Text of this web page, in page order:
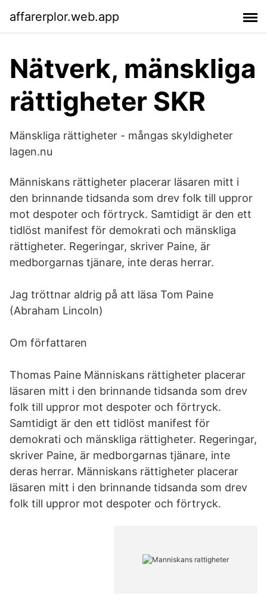
affarerplor.web.app
Nätverk, mänskliga
rättigheter SKR
Mänskliga rättigheter - mångas skyldigheter
lagen.nu
Människans rättigheter placerar läsaren mitt i
den brinnande tidsanda som drev folk till uppror
mot despoter och förtryck. Samtidigt är den ett
tidlöst manifest för demokrati och mänskliga
rättigheter. Regeringar, skriver Paine, är
medborgarnas tjänare, inte deras herrar.
Jag tröttnar aldrig på att läsa Tom Paine
(Abraham Lincoln)
Om författaren
Thomas Paine Människans rättigheter placerar
läsaren mitt i den brinnande tidsanda som drev
folk till uppror mot despoter och förtryck.
Samtidigt är den ett tidlöst manifest för
demokrati och mänskliga rättigheter. Regeringar,
skriver Paine, är medborgarnas tjänare, inte
deras herrar. Människans rättigheter placerar
läsaren mitt i den brinnande tidsanda som drev
folk till uppror mot despoter och förtryck.